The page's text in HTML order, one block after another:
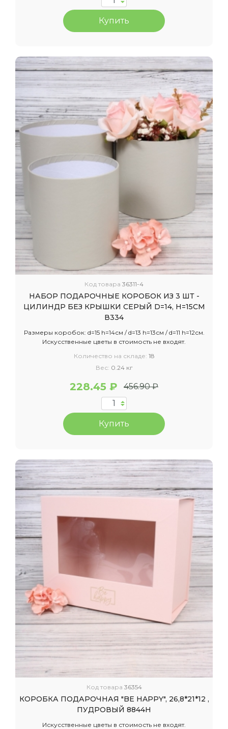
Купить
Код товара 36311-4
НАБОР ПОДАРОЧНЫЕ КОРОБОК ИЗ 3 ШТ -
ЦИЛИНДР БЕЗ КРЫШКИ СЕРЫЙ D=14, H=15СМ
В334
Размеры коробок: d=15 h=14см / d=13 h=13см / d=11 h=12см.
Искусственные цветы в стоимость не входят.
Количество на складе: 18
Вес: 0.24 кг
228.45 ₽ 456.90 ₽
Купить
Код товара 36354
КОРОБКА ПОДАРОЧНАЯ "BE HAPPY", 26,8*21*12 ,
ПУДРОВЫЙ 8844Н
Искусственные цветы в стоимость не входят.